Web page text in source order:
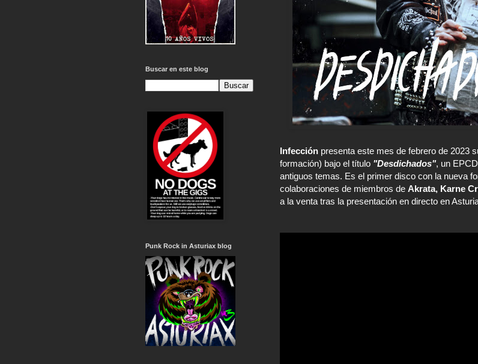
Infección presenta este mes de febrero de 2023
formación) bajo el título "Desdichados", un
antiguos temas. Es el primer disco con la nueva
colaboraciones de miembros de Akrata, Karne
a la venta tras la presentación en directo en
Buscar en este blog
Punk Rock in Asturiax blog